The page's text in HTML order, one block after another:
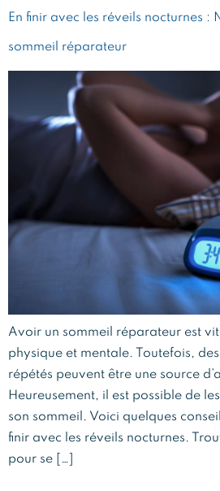
En finir avec les réveils nocturnes :
sommeil réparateur
Avoir un sommeil réparateur est
physique et mentale. Toutefois,
répétés peuvent être une source
Heureusement, il est possible de
son sommeil. Voici quelques
finir avec les réveils nocturnes.
pour se […]